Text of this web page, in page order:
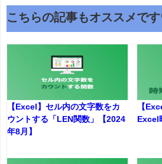
こちらの記事もオススメです
【Excel】セル内の文字数をカ
ウントする「LEN関数」【2024
年8月】
【
Excel